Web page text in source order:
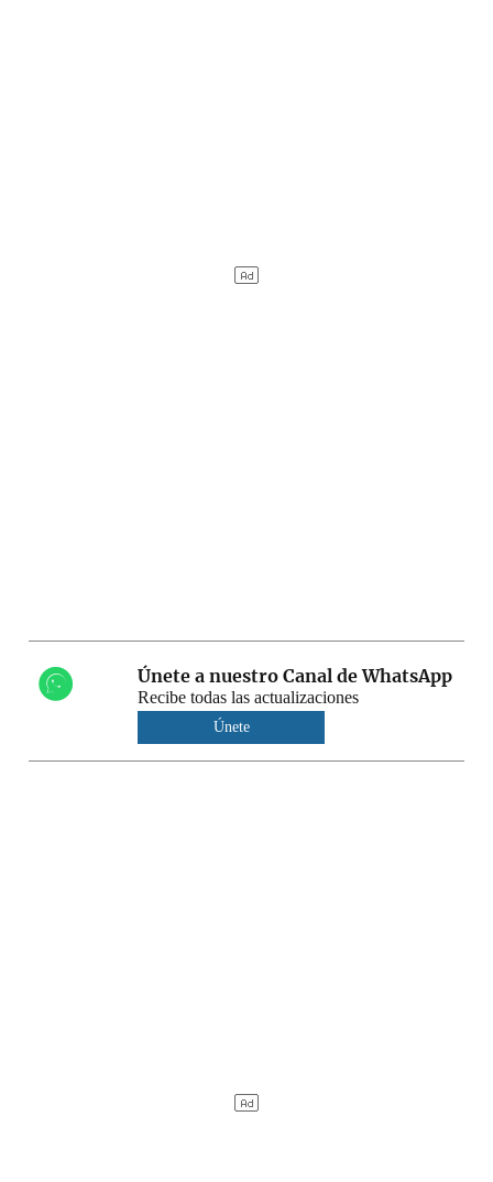
Únete a nuestro Canal de WhatsApp
Recibe todas las actualizaciones
Únete